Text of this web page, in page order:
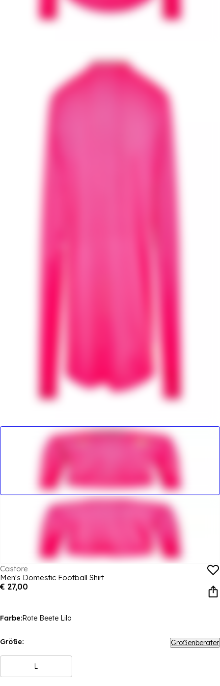
Castore
Men's Domestic Football Shirt
€ 27,00
Farbe:Rote Beete Lila
Größe: Größenberater
L